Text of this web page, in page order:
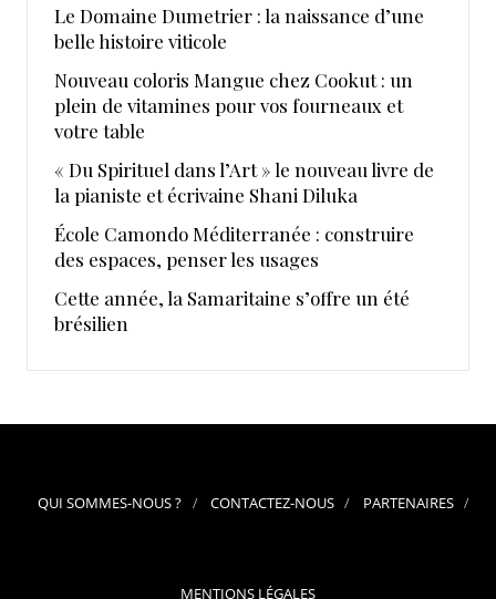
Le Domaine Dumetrier : la naissance d’une
belle histoire viticole
Nouveau coloris Mangue chez Cookut : un
plein de vitamines pour vos fourneaux et
votre table
« Du Spirituel dans l’Art » le nouveau livre de
la pianiste et écrivaine Shani Diluka
École Camondo Méditerranée : construire
des espaces, penser les usages
Cette année, la Samaritaine s’offre un été
brésilien
QUI SOMMES-NOUS ? CONTACTEZ-NOUS PARTENAIRES
MENTIONS LÉGALES